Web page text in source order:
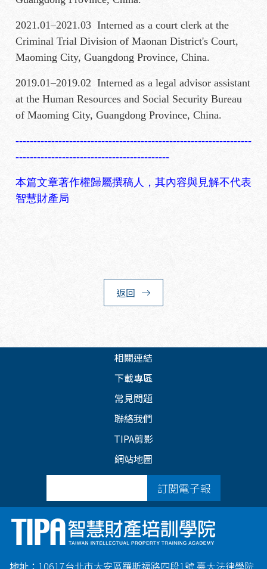
2021.01–2021.03 Interned as a court clerk at the
Criminal Trial Division of Maonan District's Court,
Maoming City, Guangdong Province, China.
2019.01–2019.02 Interned as a legal advisor assistant
at the Human Resources and Social Security Bureau
of Maoming City, Guangdong Province, China.
------------------------------------------------------------------
-------------------------------------------
本篇文章著作權歸屬撰稿人，其內容與見解不代表
智慧財產局
返回
相關連結
下載專區
常見問題
聯絡我們
TIPA剪影
網站地圖
訂閱電子報
地址： 10617台北市大安區羅斯福路四段1號 臺大法律學院